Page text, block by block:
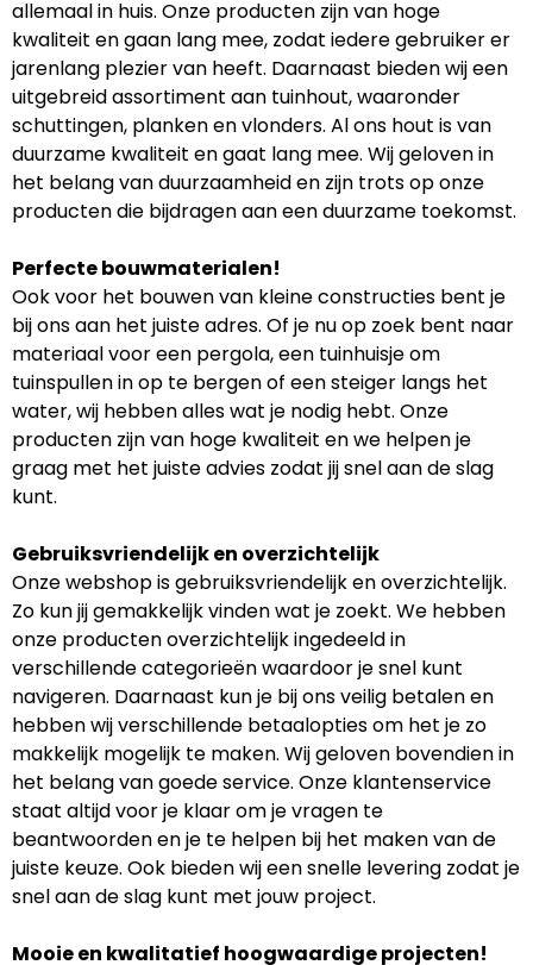
allemaal in huis. Onze producten zijn van hoge
kwaliteit en gaan lang mee, zodat iedere gebruiker er
jarenlang plezier van heeft. Daarnaast bieden wij een
uitgebreid assortiment aan tuinhout, waaronder
schuttingen, planken en vlonders. Al ons hout is van
duurzame kwaliteit en gaat lang mee. Wij geloven in
het belang van duurzaamheid en zijn trots op onze
producten die bijdragen aan een duurzame toekomst.
Perfecte bouwmaterialen!
Ook voor het bouwen van kleine constructies bent je
bij ons aan het juiste adres. Of je nu op zoek bent naar
materiaal voor een pergola, een tuinhuisje om
tuinspullen in op te bergen of een steiger langs het
water, wij hebben alles wat je nodig hebt. Onze
producten zijn van hoge kwaliteit en we helpen je
graag met het juiste advies zodat jij snel aan de slag
kunt.
Gebruiksvriendelijk en overzichtelijk
Onze webshop is gebruiksvriendelijk en overzichtelijk.
Zo kun jij gemakkelijk vinden wat je zoekt. We hebben
onze producten overzichtelijk ingedeeld in
verschillende categorieën waardoor je snel kunt
navigeren. Daarnaast kun je bij ons veilig betalen en
hebben wij verschillende betaalopties om het je zo
makkelijk mogelijk te maken. Wij geloven bovendien in
het belang van goede service. Onze klantenservice
staat altijd voor je klaar om je vragen te
beantwoorden en je te helpen bij het maken van de
juiste keuze. Ook bieden wij een snelle levering zodat je
snel aan de slag kunt met jouw project.
Mooie en kwalitatief hoogwaardige projecten!